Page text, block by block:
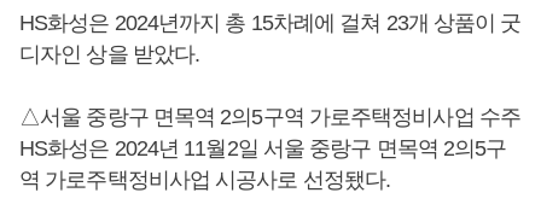
HS화성은 2024년까지 총 15차례에 걸쳐 23개 상품이 굿
디자인 상을 받았다.
△서울 중랑구 면목역 2의5구역 가로주택정비사업 수주
HS화성은 2024년 11월2일 서울 중랑구 면목역 2의5구
역 가로주택정비사업 시공사로 선정됐다.